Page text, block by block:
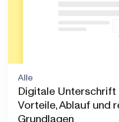
Alle
Digitale
Vorteile, Ablauf und
Grundlagen